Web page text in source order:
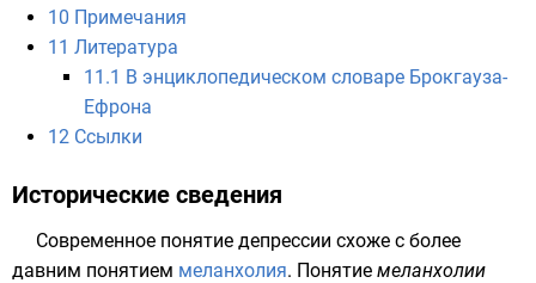
10 Примечания
11 Литература
11.1 В энциклопедическом словаре Брокгауза-
Ефрона
12 Ссылки
Исторические сведения
Современное понятие депрессии схоже с более
давним понятием меланхолия. Понятие меланхолии